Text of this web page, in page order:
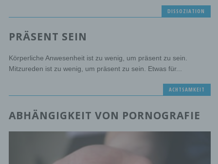
DISSOZIATION
PRÄSENT SEIN
Körperliche Anwesenheit ist zu wenig, um präsent zu sein.
Mitzureden ist zu wenig, um präsent zu sein. Etwas für...
ACHTSAMKEIT
ABHÄNGIGKEIT VON PORNOGRAFIE